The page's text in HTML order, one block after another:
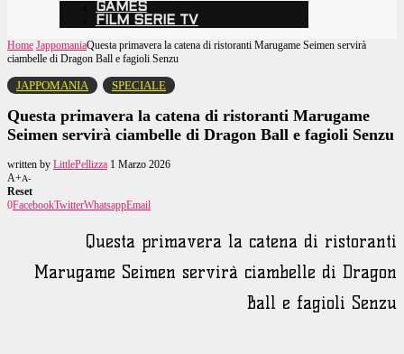
GAMES
FILM SERIE TV
Home JappomaniaQuesta primavera la catena di ristoranti Marugame Seimen servirà
ciambelle di Dragon Ball e fagioli Senzu
JAPPOMANIA SPECIALE
Questa primavera la catena di ristoranti Marugame
Seimen servirà ciambelle di Dragon Ball e fagioli Senzu
written by LittlePellizza 1 Marzo 2026
A+A-
Reset
0FacebookTwitterWhatsappEmail
Questa primavera la catena di ristoranti
Marugame Seimen servirà ciambelle di Dragon
Ball e fagioli Senzu